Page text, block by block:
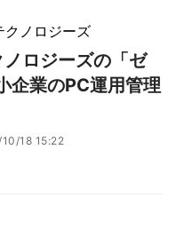
クノロジーズ
ノロジーズの「ゼ
業のPC運用管理
18 15:22